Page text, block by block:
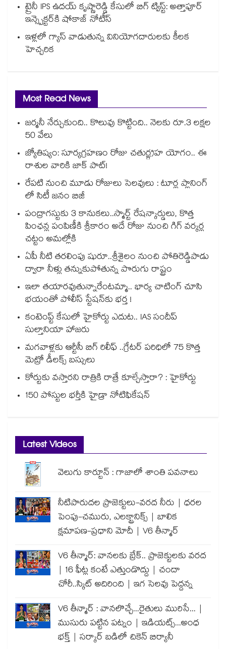
ట్రైనీ IPS ఉదయ్ కృష్ణారెడ్డి కేసులో బిగ్ ట్విస్ట్: అత్తాపూర్
ఇన్స్పెక్టర్‎కి షోకాజ్ నోటీస్
ఇళ్లలో గ్యాస్ వాడుతున్న వినియోగదారులకు కీలక
హెచ్చరిక
Most Read News
జర్మనీ నేర్చుకుంది.. కొలువు కొట్టింది.. నెలకు రూ.3 లక్షల
50 వేలు
జ్యోతిష్యం: సూర్యగ్రహణం రోజు చతుర్గ్రహ యోగం.. ఈ
రాశుల వారికి జాక్ పాట్!
రేపటి నుంచి మూడు రోజులు సెలవులు : టూర్ల ప్లానింగ్
లో సిటీ జనం బిజీ
పంద్రాగస్టుకు 3 కానుకలు..స్మార్ట్ రేషన్కార్డులు, కొత్త
పింఛన్ల పంపిణీకి శ్రీకారం అదే రోజు నుంచి గిగ్ వర్కర్ల
చట్టం అమల్లోకి
ఏపీ నీటి తరలింపు షురూ..శ్రీశైలం నుంచి పోతిరెడ్డిపాడు
ద్వారా నీళ్లు తన్నుకుపోతున్న పొరుగు రాష్ట్రం
ఇలా తయారవుతున్నారేంటమ్మా.. భార్య చాటింగ్ చూసి
భయంతో పోలీస్ స్టేషన్⁫కు భర్త !
కంటెంప్ట్ కేసులో హైకోర్టు ఎదుట.. IAS సందీప్
సుల్తానియా హాజరు
మగవాళ్లకు ఆర్టీసీ బిగ్ రిలీఫ్ ..గ్రేటర్ పరిధిలో 75 కొత్త
మెట్రో డీలక్స్ బస్సులు
కోర్టుకు వస్తారని రాత్రికి రాత్రే కూల్చేస్తారా? : హైకోర్టు
150 పోస్టుల భర్తీకి హైడ్రా నోటిఫికేషన్
Latest Videos
వెలుగు కార్టూన్ : గాజాలో శాంతి పవనాలు
నీటిపారుదల ప్రాజెక్టులు-వరద నీరు | ధరల
పెంపు-చమురు, ఎలక్ట్రానిక్స్ | బాలిక
క్షమాపణ-ప్రధాని మోదీ | V6 తీన్మార్
V6 తీన్మార్: వానలకు బ్రేక్.. ప్రాజెక్టులకు వరద
| 16 ఫీట్ల కంటే ఎత్తుండొద్దు | చందా
చోరీ..స్కిట్ అదిరింది | ఇగ సెలవు పెద్దన్న
V6 తీన్మార్ : వానలొచ్చే...రైతులు మురిసే... |
ముసురు పట్టిన పట్నం | ఇడియట్స్...అంధ
భక్త్ | సర్కార్ బడిలో చికెన్ బిర్యానీ